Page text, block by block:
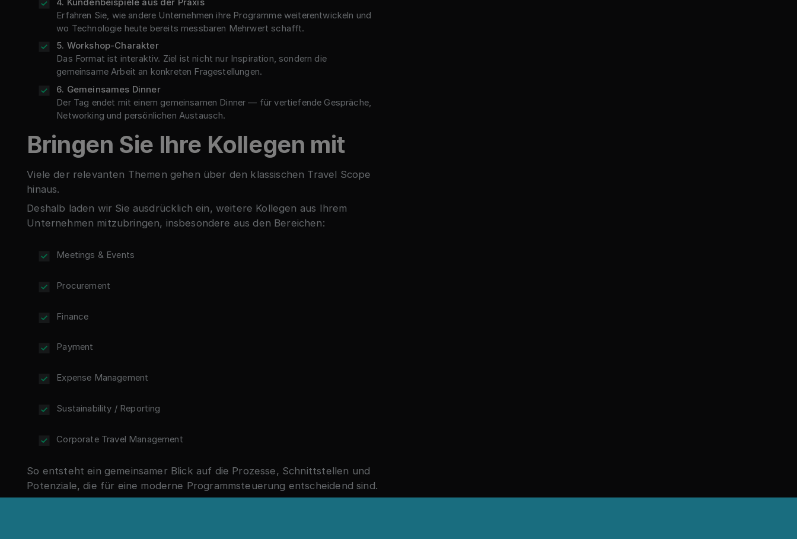
4. Kundenbeispiele aus der Praxis
Erfahren Sie, wie andere Unternehmen ihre Programme weiterentwickeln und
wo Technologie heute bereits messbaren Mehrwert schafft.
5. Workshop-Charakter
Das Format ist interaktiv. Ziel ist nicht nur Inspiration, sondern die
gemeinsame Arbeit an konkreten Fragestellungen.
6. Gemeinsames Dinner
Der Tag endet mit einem gemeinsamen Dinner — für vertiefende Gespräche,
Networking und persönlichen Austausch.
Bringen Sie Ihre Kollegen mit
Viele der relevanten Themen gehen über den klassischen Travel Scope
hinaus.
Deshalb laden wir Sie ausdrücklich ein, weitere Kollegen aus Ihrem
Unternehmen mitzubringen, insbesondere aus den Bereichen:
Meetings & Events
Procurement
Finance
Payment
Expense Management
Sustainability / Reporting
Corporate Travel Management
So entsteht ein gemeinsamer Blick auf die Prozesse, Schnittstellen und
Potenziale, die für eine moderne Programmsteuerung entscheidend sind.